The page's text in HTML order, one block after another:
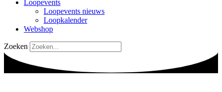
Loopevents
Loopevents nieuws
Loopkalender
Webshop
Zoeken